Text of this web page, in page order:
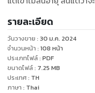
รายละเอียด
วันวางขาย : 30 ม.ค. 2024
จำนวนหน้า : 108 หน้า
ประเภทไฟล์: PDF
ขนาดไฟล์: 7.25 MB
ประเทศ: TH
ภาษา : Thai